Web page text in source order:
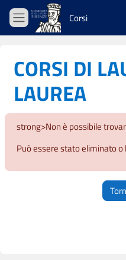
Vai al contenuto principale
Pannello laterale
Corsi
CORSI DI
LAUREA
strong>Non è possibile
Può essere stato eliminato